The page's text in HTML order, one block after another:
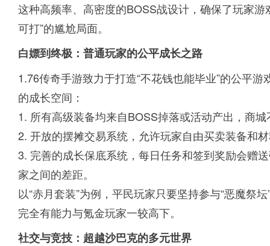
这种高频率、高密度的BOSS战设计，确保了玩家
可打”的尴尬局面。
白嫖到终极：普通玩家的公平成长之路
1.76传奇手游致力于打造“不花钱也能毕业”的公平
的成长空间：
1. 所有高级装备均来自BOSS掉落或活动产出，商
2. 开放的摆摊交易系统，允许玩家自由买卖装备和
3. 完善的成长保底系统，每日任务和签到奖励会赠
家之间的差距。
以“赤月套装”为例，平民玩家只要坚持参与“恶魔祭
完全有能力与氪金玩家一较高下。
社交与竞技：超越沙巴克的多元世界